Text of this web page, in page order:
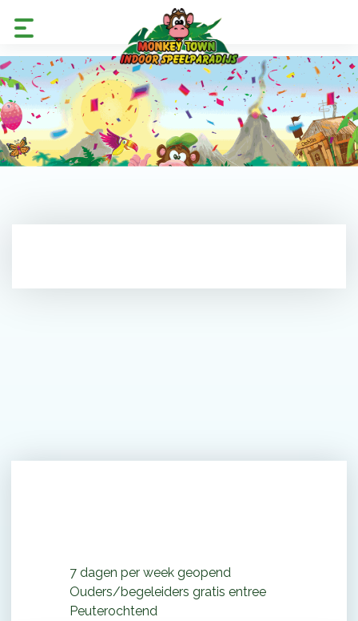
7 dagen per week geopend
Ouders/begeleiders gratis entree
Peuterochtend